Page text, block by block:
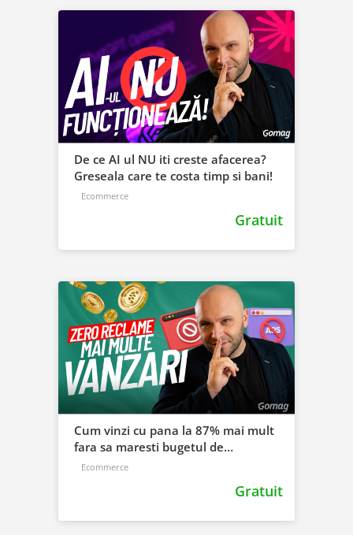
De ce AI ul NU iti creste afacerea?
Greseala care te costa timp si bani!
Ecommerce
Gratuit
Cum vinzi cu pana la 87% mai mult
fara sa maresti bugetul de
marketing
Ecommerce
Gratuit